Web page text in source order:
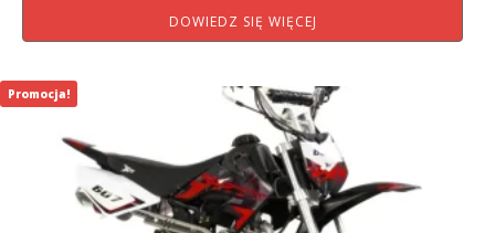
DOWIEDZ SIĘ WIĘCEJ
Promocja!